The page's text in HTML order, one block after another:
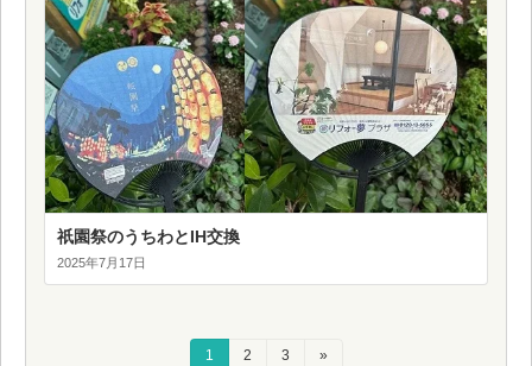
祇園祭のうちわとIH交換
2025年7月17日
固1
固
2
固
3 »